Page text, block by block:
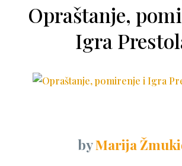
Opraštanje,
Igra
byMarija